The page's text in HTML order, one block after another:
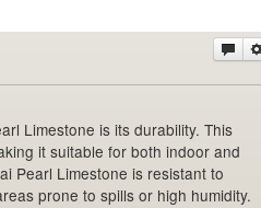
Limestone is its durability. This
it suitable for both indoor and
Pearl Limestone is resistant to
prone to spills or high humidity.